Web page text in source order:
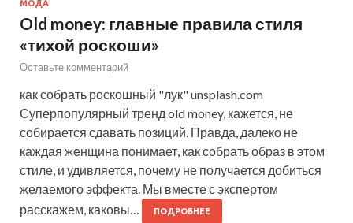
МОДА
Old money: главные правила стиля
«тихой роскоши»
Оставьте комментарий
как собрать роскошный "лук" unsplash.com
Суперпопулярный тренд old money, кажется, не
собирается сдавать позиций. Правда, далеко не
каждая женщина понимает, как собрать образ в этом
стиле, и удивляется, почему не получается добиться
желаемого эффекта. Мы вместе с экспертом
расскажем, каковы…
ПОДРОБНЕЕ